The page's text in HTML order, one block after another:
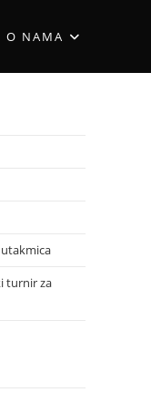
O NAMA
turnir za